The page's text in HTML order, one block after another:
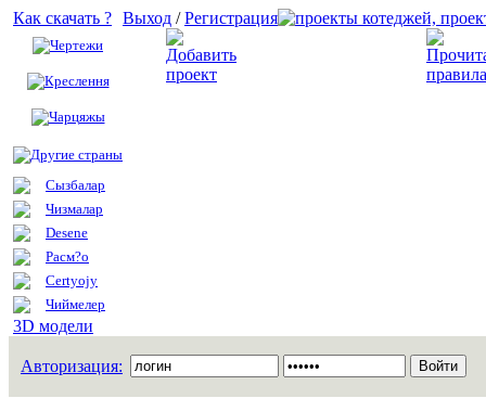
Как скачать ?
Чертежи
Креслення
Чарцяжы
Другие страны
Сызбалар
Чизмалар
Desene
Расм?о
Certyojy
Чиймелер
3D модели
Выход /Регистрация
Авторизация: